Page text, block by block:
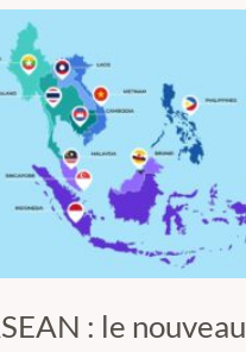
: le